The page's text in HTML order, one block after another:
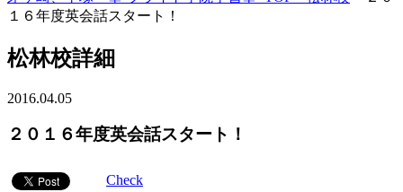
１６年度英会話スタート！
松林校詳細
2016.04.05
２０１６年度英会話スタート！
Check